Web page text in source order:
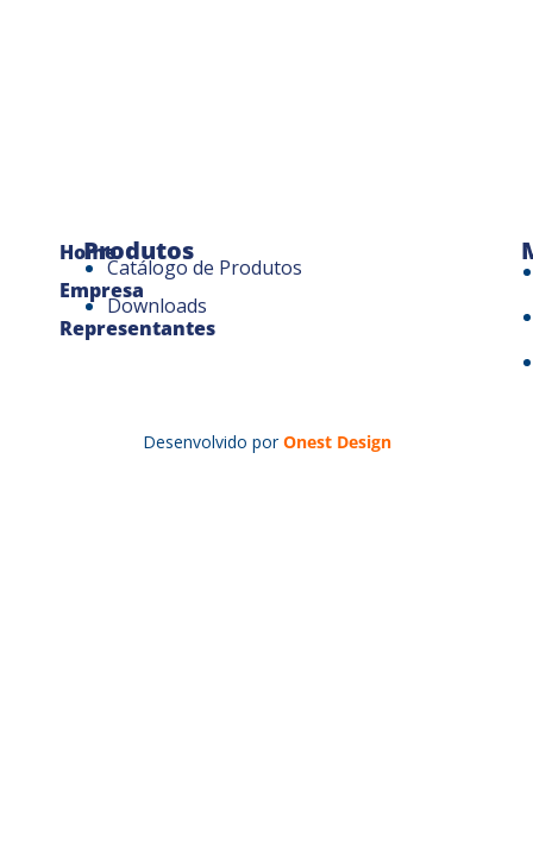
Home
Empresa
Representantes
Produtos
Catálogo de Produtos
Downloads
Desenvolvido por Onest Design